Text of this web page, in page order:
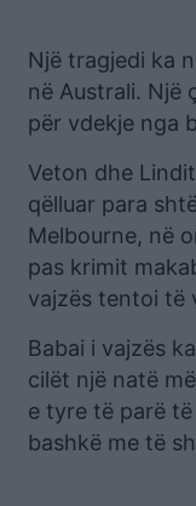
Një tragjedi ka
në Australi. Një
për vdekje nga
Veton dhe
qëlluar para
Melbourne, në
pas krimit
vajzës tentoi të
Babai i vajzës
cilët një natë
e tyre të parë
bashkë me të